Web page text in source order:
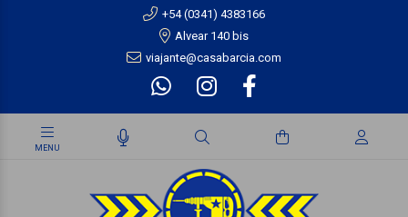
+54 (0341) 4383166
Alvear 140 bis
viajante@casabarcia.com